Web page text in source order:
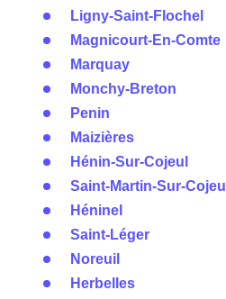
Ligny-Saint-Flochel
Magnicourt-En-Comte
Marquay
Monchy-Breton
Penin
Maizières
Hénin-Sur-Cojeul
Saint-Martin-Sur-Cojeul
Héninel
Saint-Léger
Noreuil
Herbelles